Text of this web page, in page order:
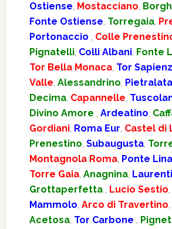
Ostiense, Mostacciano,
Fonte Ostiense, Torregaia,
Portonaccio , Colle
Pignatelli, Colli Albani, Fonte
Tor Bella Monaca, Tor
Valle, Alessandrino,
Decima, Capannelle,
Divino Amore , Ardeatino,
Gordiani, Roma Eur, Castel di
Prenestino, Subaugusta,
Montagnola Roma, Ponte
Torre Gaia, Anagnina,
Grottaperfetta , Lucio Sestio,
Mammolo, Arco di Travertino,
Acetosa, Tor Carbone ,